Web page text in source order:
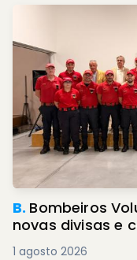
B. Bombeiros
novas divisas e
1 agosto 2026